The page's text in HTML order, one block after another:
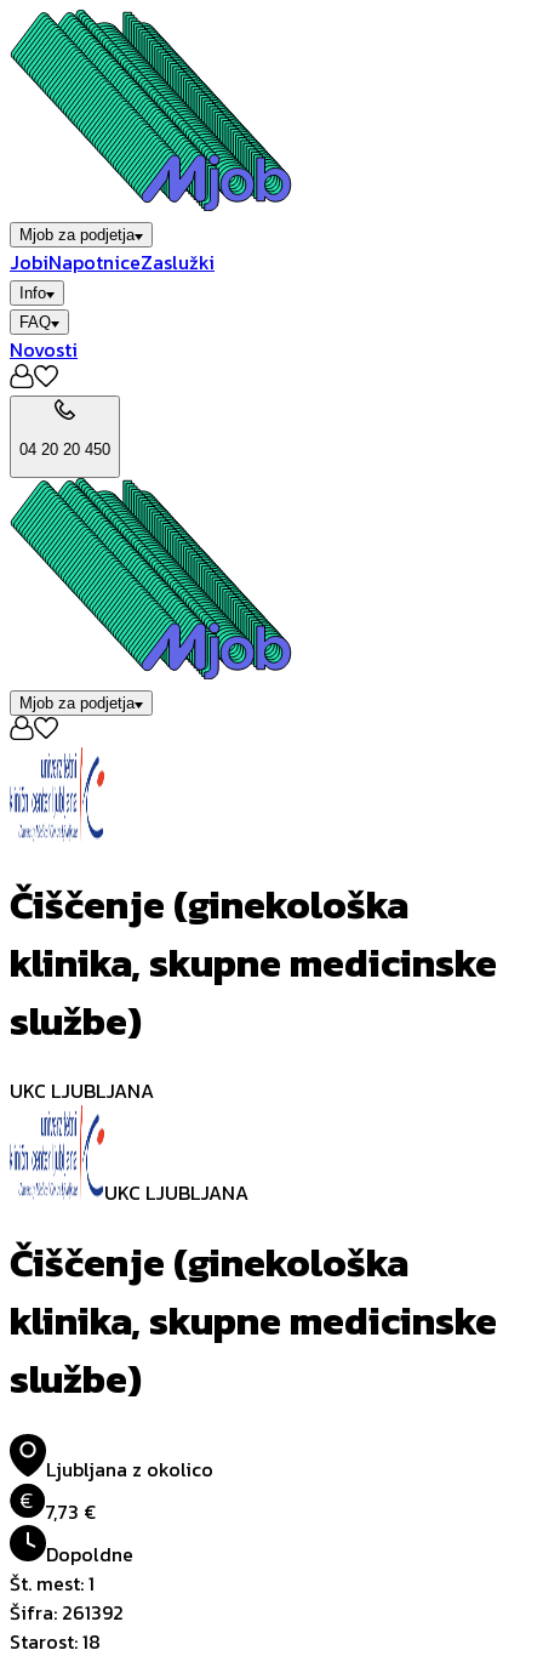
Mjob za podjetja
JobiNapotniceZaslužki
Info
FAQ
Novosti
04 20 20 450
Mjob za podjetja
Čiščenje (ginekološka
klinika, skupne medicinske
službe)
UKC LJUBLJANA
UKC LJUBLJANA
Čiščenje (ginekološka
klinika, skupne medicinske
službe)
Ljubljana z okolico
€ 7,73 €
Dopoldne
Št. mest:1
Šifra: 261392
Starost:18